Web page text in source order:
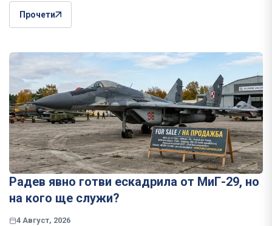
Прочети
Радев явно готви ескадрила от МиГ-29, но
на кого ще служи?
4 Август, 2026